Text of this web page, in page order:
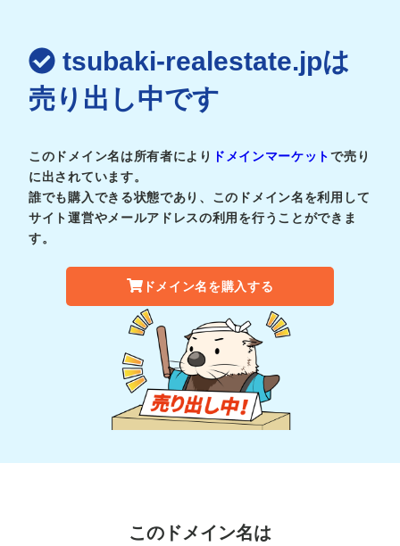
tsubaki-realestate.jpは
売り出し中です
このドメイン名は所有者により ドメインマーケットで売り
に出されています。
誰でも購入できる状態であり、このドメイン名を利用して
サイト運営やメールアドレスの利用を行うことができま
す。
ドメイン名を購入する
このドメイン名は